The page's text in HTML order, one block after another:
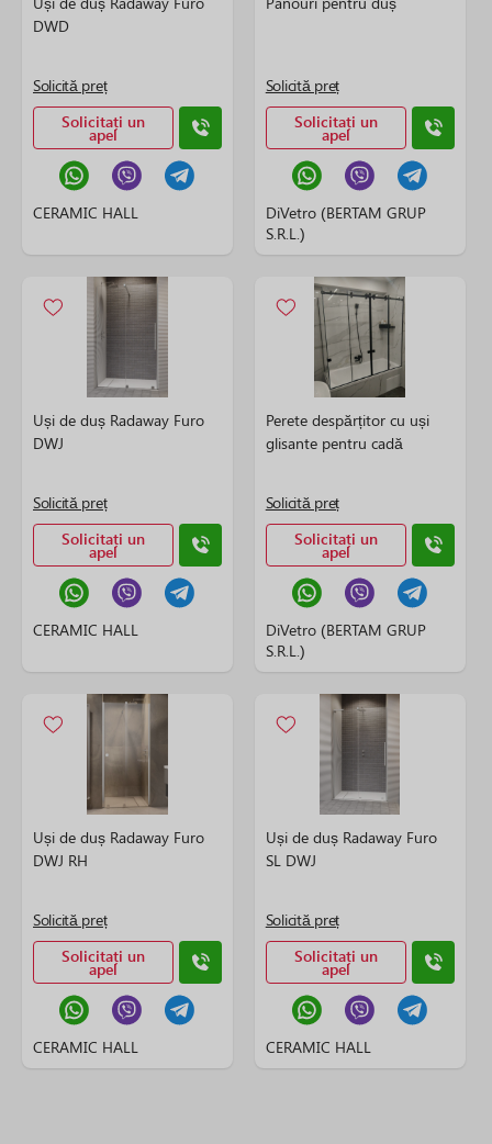
DWD
Solicită preț
Solicitați un
apel
CERAMIC HALL
Solicită preț
Solicitați un
apel
DiVetro (BERTAM GRUP
S.R.L.)
Uși de duș Radaway Furo
DWJ
Solicită preț
Solicitați un
apel
CERAMIC HALL
Perete despărțitor cu uși
glisante pentru cadă
Solicită preț
Solicitați un
apel
DiVetro (BERTAM GRUP
S.R.L.)
Uși de duș Radaway Furo
DWJ RH
Solicită preț
Solicitați un
apel
CERAMIC HALL
Uși de duș Radaway Furo
SL DWJ
Solicită preț
Solicitați un
apel
CERAMIC HALL